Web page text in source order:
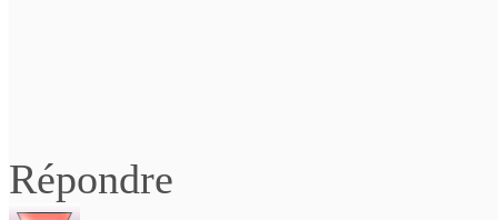
Répondre